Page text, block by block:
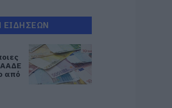
ΕΙΔΗΣΕΩΝ
ΑΑΔΕ
από